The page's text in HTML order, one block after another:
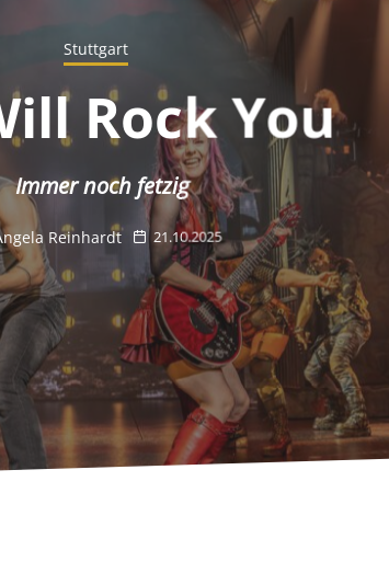
Stuttgart
Rock You
Immer noch fetzig
Reinhardt 21.10.2025